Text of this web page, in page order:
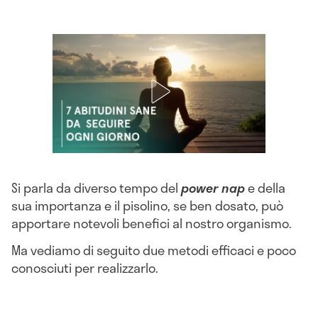
Si parla da diverso tempo delpower nape della
sua importanza e il pisolino, se ben dosato, può
apportare notevoli benefici al nostro organismo.
Ma vediamo di seguito due metodi efficaci e poco
conosciuti per realizzarlo.